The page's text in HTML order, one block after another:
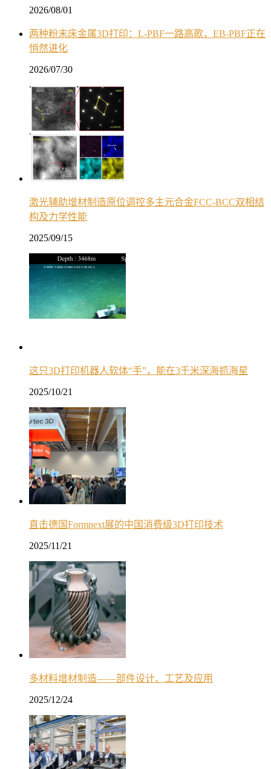
2026/08/01
两种粉末床金属3D打印：L-PBF一路高歌，EB-PBF正在
悄然进化
2026/07/30
激光辅助增材制造原位调控多主元合金FCC-BCC双相结
构及力学性能
2025/09/15
这只3D打印机器人软体“手”，能在3千米深海抓海星
2025/10/21
直击德国Formnext展的中国消费级3D打印技术
2025/11/21
多材料增材制造——部件设计、工艺及应用
2025/12/24